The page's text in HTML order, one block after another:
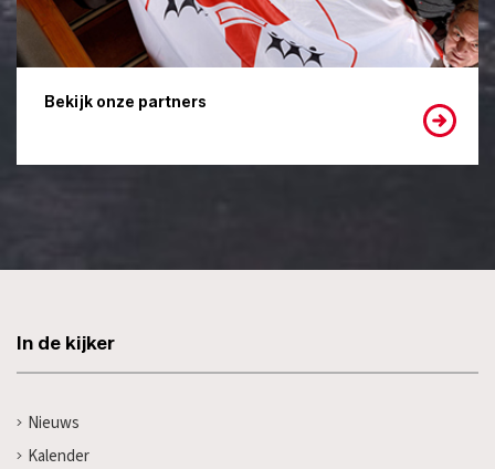
Bekijk onze partners
In de kijker
Nieuws
Kalender